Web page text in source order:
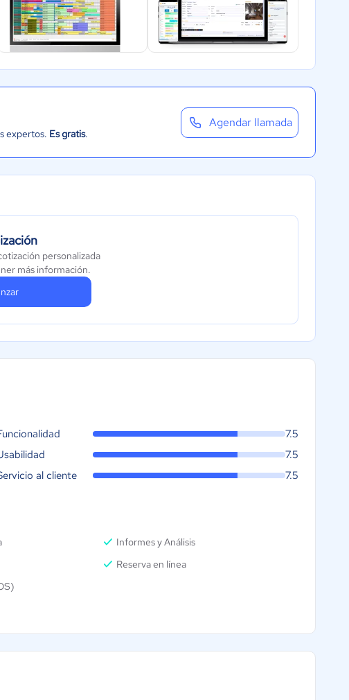
expertos. Es gratis.
Agendar llamada
personalizada
más información.
7.5
7.5
al cliente
7.5
Informes y Análisis
Reserva en línea